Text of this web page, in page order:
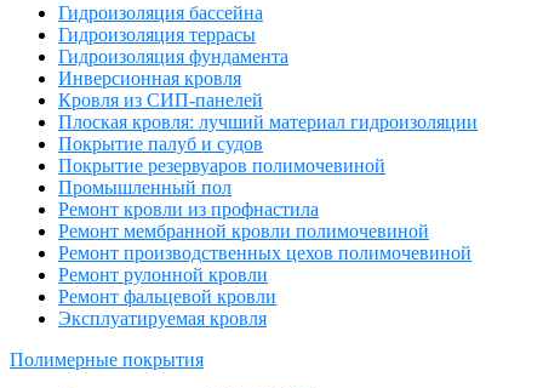
Гидроизоляция бассейна
Гидроизоляция террасы
Гидроизоляция фундамента
Инверсионная кровля
Кровля из СИП-панелей
Плоская кровля: лучший материал гидроизоляции
Покрытие палуб и судов
Покрытие резервуаров полимочевиной
Промышленный пол
Ремонт кровли из профнастила
Ремонт мембранной кровли полимочевиной
Ремонт производственных цехов полимочевиной
Ремонт рулонной кровли
Ремонт фальцевой кровли
Эксплуатируемая кровля
Полимерные покрытия